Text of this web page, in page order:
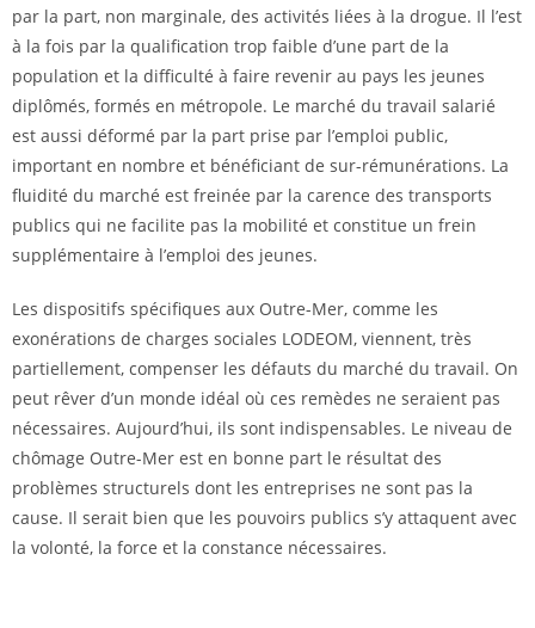
par la part, non marginale, des activités liées à la drogue. Il l’est
à la fois par la qualification trop faible d’une part de la
population et la difficulté à faire revenir au pays les jeunes
diplômés, formés en métropole. Le marché du travail salarié
est aussi déformé par la part prise par l’emploi public,
important en nombre et bénéficiant de sur-rémunérations. La
fluidité du marché est freinée par la carence des transports
publics qui ne facilite pas la mobilité et constitue un frein
supplémentaire à l’emploi des jeunes.
Les dispositifs spécifiques aux Outre-Mer, comme les
exonérations de charges sociales LODEOM, viennent, très
partiellement, compenser les défauts du marché du travail. On
peut rêver d’un monde idéal où ces remèdes ne seraient pas
nécessaires. Aujourd’hui, ils sont indispensables. Le niveau de
chômage Outre-Mer est en bonne part le résultat des
problèmes structurels dont les entreprises ne sont pas la
cause. Il serait bien que les pouvoirs publics s’y attaquent avec
la volonté, la force et la constance nécessaires.